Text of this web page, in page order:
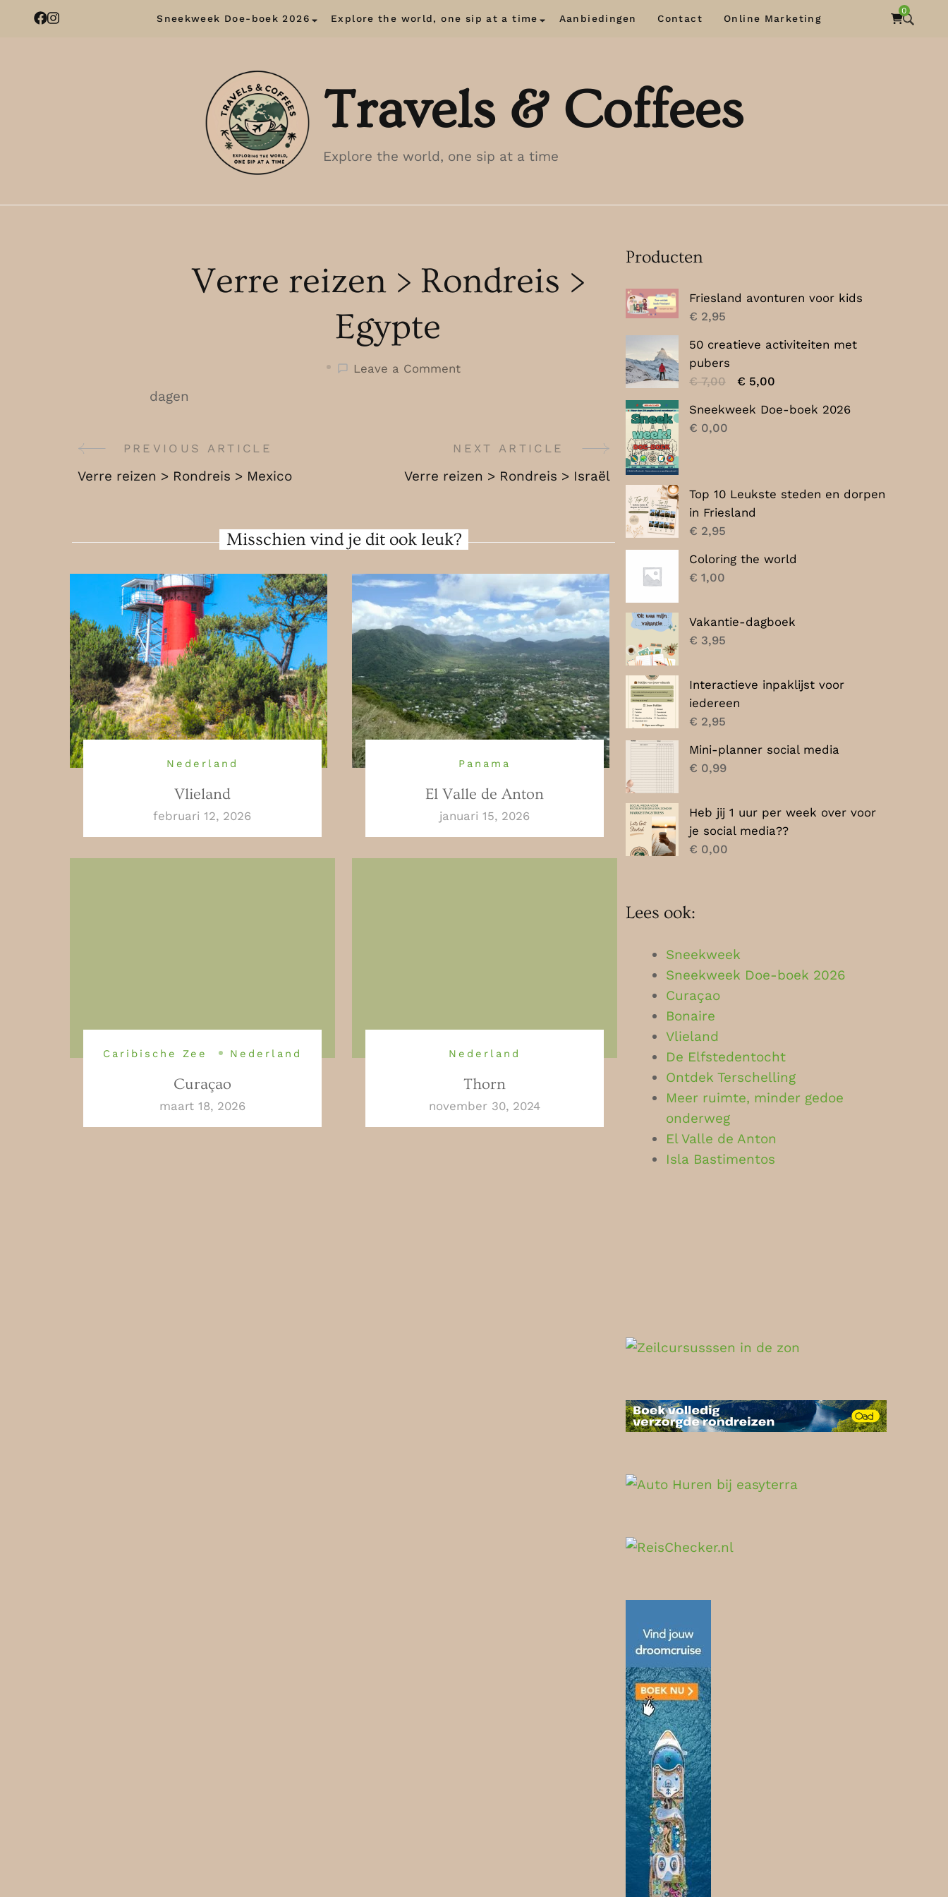
Sneekweek Doe-boek 2026 Explore the world, one sip at a time Aanbiedingen Contact Online Marketing
0
Travels & Coffees
Explore the world, one sip at a time
Verre reizen > Rondreis >
Egypte
Leave a Commenton
Egypte
dagen
PostPREVIOUS ARTICLE
Verre reizen > Rondreis > Mexico
NEXT ARTICLE
Verre reizen > Rondreis > Israël
Misschien vind je dit ook leuk?
Nederland
Vlieland
februari 12, 2026
Panama
El Valle de Anton
januari 15, 2026
Caribische Zee Nederland
Curaçao
maart 18, 2026
Nederland
Thorn
november 30, 2024
Producten
Friesland avonturen voor kids
€ 2,95
50 creatieve activiteiten met
pubers
€7,00
Oorspronkelijke
was:
€ 5,00
is:
Sneekweek Doe-boek 2026
€ 0,00
Top 10 Leukste steden en dorpen
in Friesland
€ 2,95
Coloring the world
€ 1,00
Vakantie-dagboek
€ 3,95
Interactieve inpaklijst voor
iedereen
€ 2,95
Mini-planner social media
€ 0,99
Heb jij 1 uur per week over voor
je social media??
€ 0,00
Lees ook:
Sneekweek
Sneekweek Doe-boek 2026
Curaçao
Bonaire
Vlieland
De Elfstedentocht
Ontdek Terschelling
Meer ruimte, minder gedoe
onderweg
El Valle de Anton
Isla Bastimentos